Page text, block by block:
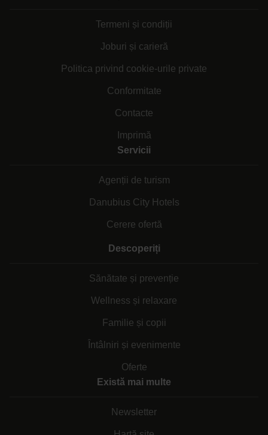
Termeni și condiții
Joburi și carieră
Politica privind cookie-urile private
Conformitate
Contacte
Imprimă
Servicii
Agenții de turism
Danubius City Hotels
Cerere ofertă
Descoperiți
Sănătate și prevenție
Wellness și relaxare
Familie și copii
Întâlniri și evenimente
Oferte
Există mai multe
Newsletter